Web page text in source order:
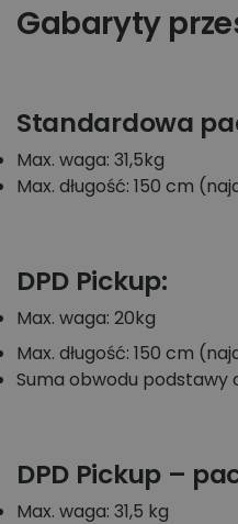
Gabaryty
Standardowa
Max. waga: 31,5kg
Max. długość: 150 cm
DPD Pickup:
Max. waga: 20kg
Max. długość: 150 cm
Suma obwodu podstawy
DPD Pickup –
Max. waga: 31,5 kg